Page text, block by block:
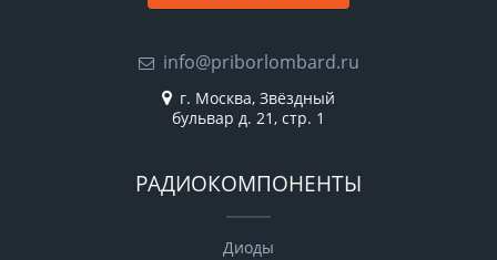
info@priborlombard.ru
г. Москва, Звёздный
бульвар д. 21, стр. 1
РАДИОКОМПОНЕНТЫ
Диоды